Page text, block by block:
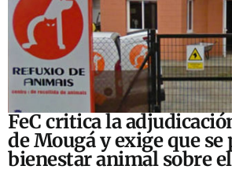
FeC critica la
de Mougá y exige que
bienestar animal sobre